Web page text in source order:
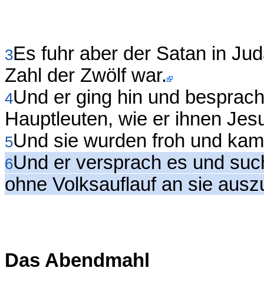
3Es fuhr aber der Satan in
Zahl der Zwölf war.
4Und er ging hin und
Hauptleuten, wie er ihnen
5Und sie wurden froh und
6Und er versprach es und
ohne Volksauflauf an sie
Das Abendmahl